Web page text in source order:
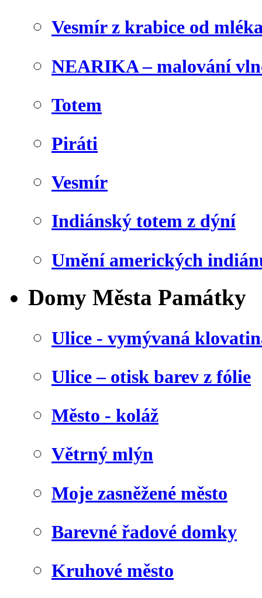
Vesmír z krabice od
NEARIKA – malování
Totem
Piráti
Vesmír
Indiánský totem z dýní
Umění amerických
Domy Města Památky
Ulice - vymývaná
Ulice – otisk barev z fólie
Město - koláž
Větrný mlýn
Moje zasněžené město
Barevné řadové domky
Kruhové město